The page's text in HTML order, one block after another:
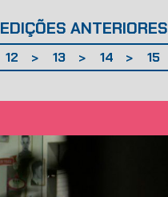
EDIÇÕES ANTERIORES
12 > 13 > 14 > 15